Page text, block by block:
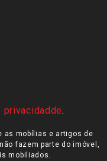
privacidadde.
as mobílias e artigos de
fazem parte do imóvel,
mobiliados.